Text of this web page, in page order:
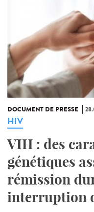
DOCUMENT DE PRESSE
HIV
VIH : des
génétiques
rémission
interruption